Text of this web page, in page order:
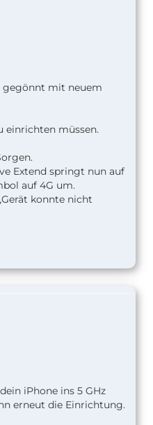
gegönnt mit neuem
einrichten müssen.
Extend springt nun auf
auf 4G um.
konnte nicht
iPhone ins 5 GHz
erneut die Einrichtung.